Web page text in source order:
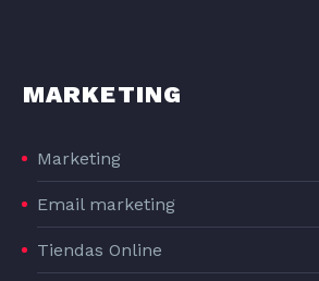
MARKETING
Marketing
Email marketing
Tiendas Online